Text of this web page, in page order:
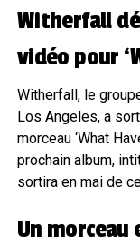
Witherfall
vidéo pour
Witherfall, le
Los Angeles, a
morceau ‘What
prochain album,
sortira en mai de
Un